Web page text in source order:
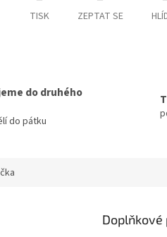
TISK ZEPTAT SE
do druhého
do pátku